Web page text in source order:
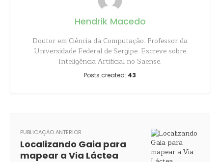
Hendrik Macedo
Doutor em Ciência da Computação. Professor da
Universidade Federal de Sergipe. Escreve sobre
Inteligência Artificial no Saense.
Posts created: 43
PUBLICAÇÃO ANTERIOR
Localizando Gaia para
mapear a Via Láctea